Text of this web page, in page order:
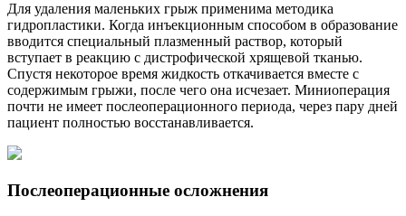
Для удаления маленьких грыж применима методика
гидропластики. Когда инъекционным способом в образование
вводится специальный плазменный раствор, который
вступает в реакцию с дистрофической хрящевой тканью.
Спустя некоторое время жидкость откачивается вместе с
содержимым грыжи, после чего она исчезает. Миниоперация
почти не имеет послеоперационного периода, через пару дней
пациент полностью восстанавливается.
Послеоперационные осложнения